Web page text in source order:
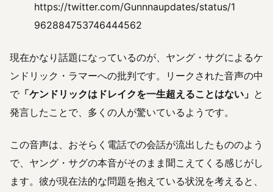
https://twitter.com/Gunnnaupdates/status/1
962884753746444562
現在かなり話題になっているのが、ヤング・サグによるケ
ンドリック・ラマーへの批判です。リークされた音声の中
で 「ケンドリックはドレイクを一生超えることはない」 と
発言したことで、多くの人が驚いているようです。
この音声は、おそらく電話での会話が流出したもののよう
で、ヤング・サグの本音がそのまま聞こえてくる感じがし
ます。彼が現在法的な問題を抱えている状況を考えると、